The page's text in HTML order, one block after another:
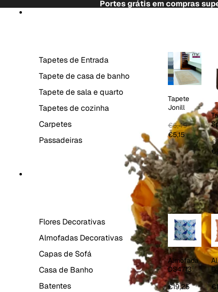
Portes grátis em compras
Tapetes de Entrada
Tapete de casa de banho
Tapete de sala e quarto
Tapetes de cozinha
Carpetes
Passadeiras
Tapete
Jonill
€6,49
€5,15
Flores Decorativas
Almofadas Decorativas
Capas de Sofá
Casa de Banho
Batentes
Almofada
DS4713
€19,25
Saltar para a informação do produto